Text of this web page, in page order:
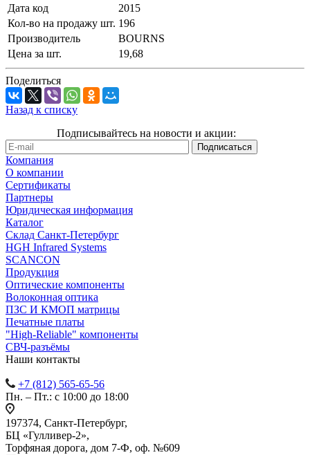
Дата код
2015
Кол-во на продажу шт. 196
Производитель
BOURNS
Цена за шт.
19,68
Поделиться
Назад к списку
Подписывайтесь на новости и акции:
Компания
О компании
Сертификаты
Партнеры
Юридическая информация
Каталог
Cклад Санкт-Петербург
HGH Infrared Systems
SCANCON
Продукция
Оптические компоненты
Волоконная оптика
ПЗС И КМОП матрицы
Печатные платы
"High-Reliable" компоненты
СВЧ-разъёмы
Наши контакты
+7 (812) 565-65-56
Пн. – Пт.: с 10:00 до 18:00
197374, Санкт-Петербург,
БЦ «Гулливер-2»,
Торфяная дорога, дом 7-Ф, оф. №609